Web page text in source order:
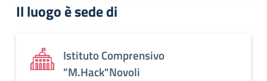
Il luogo è sede di
Istituto Comprensivo
"M.Hack"Novoli